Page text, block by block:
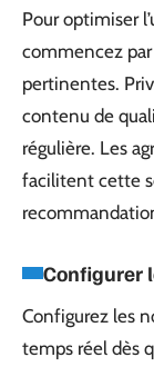
Pour optimiser
commencez
pertinentes.
contenu de
régulière. Les
facilitent cette
Configurer
Configurez les
temps réel dès